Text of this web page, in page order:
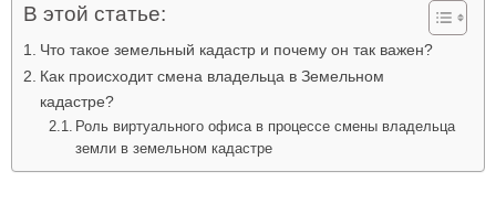
В этой статье:
Что такое земельный кадастр и почему он так важен?
Как происходит смена владельца в Земельном
кадастре?
Роль виртуального офиса в процессе смены владельца
земли в земельном кадастре